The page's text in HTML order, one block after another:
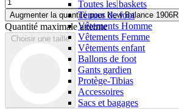
Toutes les baskets
Tenues de foot
Vêtements Homme
Vêtements Femme
Vêtements enfant
Ballons de foot
Gants gardien
Protège-Tibias
Accessoires
Sacs et bagages
Augmenter la quantité pour New Balance 1906R
Quantité maximale atteinte
Choisir une taille